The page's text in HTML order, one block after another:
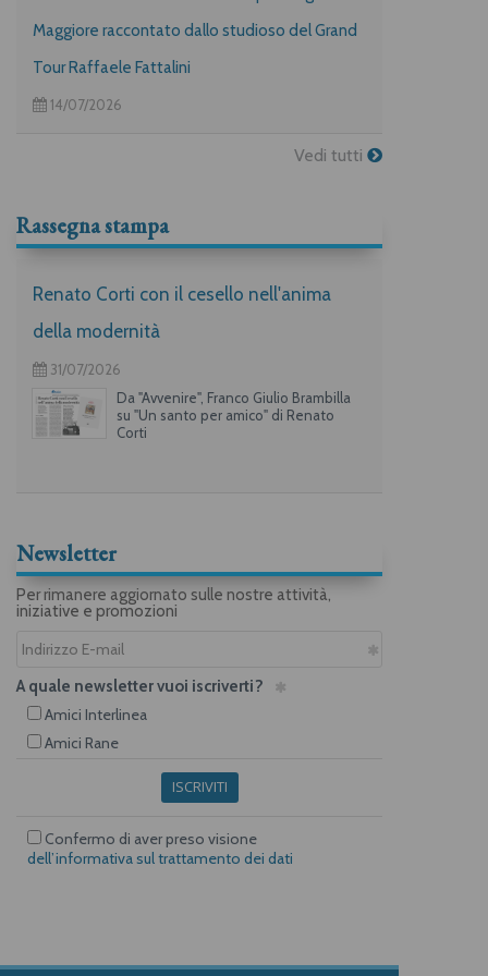
Maggiore raccontato dallo studioso del Grand
Tour Raffaele Fattalini
14/07/2026
Vedi tutti
Rassegna stampa
Renato Corti con il cesello nell'anima
della modernità
31/07/2026
Da "Avvenire", Franco Giulio Brambilla
su "Un santo per amico" di Renato
Corti
Newsletter
Per rimanere aggiornato sulle nostre attività,
iniziative e promozioni
A quale newsletter vuoi iscriverti?
Amici Interlinea
Amici Rane
ISCRIVITI
Confermo di aver preso visione
dell’informativa sul trattamento dei dati